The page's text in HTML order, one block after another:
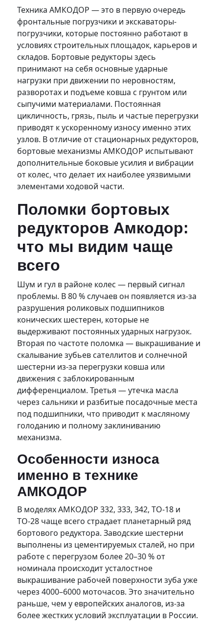
Техника АМКОДОР — это в первую очередь
фронтальные погрузчики и экскаваторы-
погрузчики, которые постоянно работают в
условиях строительных площадок, карьеров и
складов. Бортовые редукторы здесь
принимают на себя основные ударные
нагрузки при движении по неровностям,
разворотах и подъеме ковша с грунтом или
сыпучими материалами. Постоянная
цикличность, грязь, пыль и частые перегрузки
приводят к ускоренному износу именно этих
узлов. В отличие от стационарных редукторов,
бортовые механизмы АМКОДОР испытывают
дополнительные боковые усилия и вибрации
от колес, что делает их наиболее уязвимыми
элементами ходовой части.
Поломки бортовых
редукторов Амкодор:
что мы видим чаще
всего
Шум и гул в районе колес — первый сигнал
проблемы. В 80 % случаев он появляется из-за
разрушения роликовых подшипников
конических шестерен, которые не
выдерживают постоянных ударных нагрузок.
Вторая по частоте поломка — выкрашивание и
скалывание зубьев сателлитов и солнечной
шестерни из-за перегрузки ковша или
движения с заблокированным
дифференциалом. Третья — утечка масла
через сальники и разбитые посадочные места
под подшипники, что приводит к масляному
голоданию и полному заклиниванию
механизма.
Особенности износа
именно в технике
АМКОДОР
В моделях АМКОДОР 332, 333, 342, ТО-18 и
ТО-28 чаще всего страдает планетарный ряд
бортового редуктора. Заводские шестерни
выполнены из цементируемых сталей, но при
работе с перегрузом более 20–30 % от
номинала происходит усталостное
выкрашивание рабочей поверхности зуба уже
через 4000–6000 моточасов. Это значительно
раньше, чем у европейских аналогов, из-за
более жестких условий эксплуатации в России.